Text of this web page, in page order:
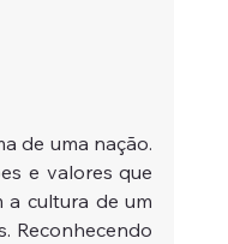
de uma nação.
e valores que
a cultura de um
Reconhecendo